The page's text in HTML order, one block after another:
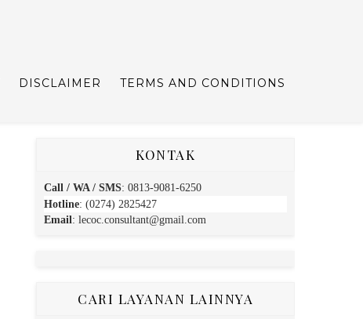
DISCLAIMER TERMS AND CONDITIONS
KONTAK
Call / WA / SMS: 0813-9081-6250
Hotline: (0274) 2825427
Email: lecoc.consultant@gmail.com
CARI LAYANAN LAINNYA